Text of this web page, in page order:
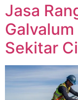
Jasa
Sekitar